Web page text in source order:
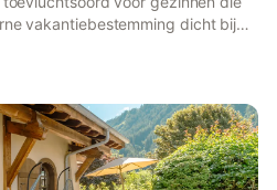
vakantiebestemming dicht bij
lift en biedt in alle seizoenen
luchtige ruimte om op
genieten van een gezellig sam...